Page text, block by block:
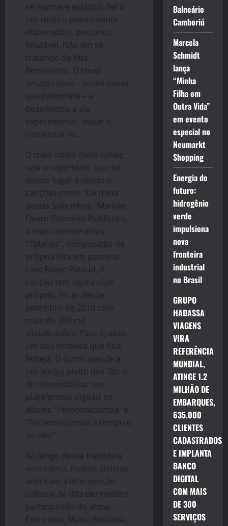
se manteve estático, fiel a
um roteiro previamente
elaborado e, portanto,
imutável. Não em se
tratando de Rita
Benneditto. O show
amadureceu – assim como
sua intérprete – e
possibilitou a ela
experimentar, ousar e,
reinventar-se.
O mais nítido deles talvez
seja o repertório, que foi
dando lugar a temas e
canções como “De mina”
(Josias Sobrinho), “Mamãe
Oxum (Domínio Público) e,
a mais recente delas,
“7Marias”, composição da
própria Rita em parceria
com Felipe Pinaud. A
canção tem agora clipe
próprio, no ar desde
setembro de 2018 com
mais de 350 mil
visualizações. Esse é, aliás,
um dos motivos que Rita
festeja. O outro atende a
um antigo pleito dos fãs: o
de disponibilizar nas
plataformas digitais os
álbuns “Tecnomacumba” e
“Tecnomacumba a tempo e
ao vivo”.
Ao longo dessa trajetória
vencedora, muitos artistas
aderiram à intervenção
cultural de Rita Benneditto,
participando do show.
Entre eles, Maria Bethânia,
Balneário
Camboriú
Marcela
Schmidt
lança
“Minha
Filha em
Outra Vida”
em evento
especial no
Neumarkt
Shopping
Energia do
futuro:
hidrogênio
verde
impulsiona
nova
fronteira
industrial
no Brasil
GRUPO
HADASSA
VIAGENS
VIRA
REFERÊNCIA
MUNDIAL,
ATINGE 1.2
MILHÃO DE
EMBARQUES,
635.000
CLIENTES
CADASTRADOS
E IMPLANTA
BANCO
DIGITAL
COM MAIS
DE 300
SERVIÇOS